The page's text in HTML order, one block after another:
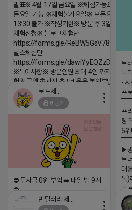
발표※ 4월 17일 금요일 ※체험가능요일※ 모
든요일 가능 ※체험불가요일※ 모든요일 12 ~
13:30 불가 ※작성기한※ 방문 후 3일 이내 ※
체험신청※ 블로그체험단
https://forms.gle/ReBW5GsV789ur2Pz6
릴스체험단
https://forms.gle/
※특이사항※ 방문인원 최대 4인 까지 가능 체
험권 금액 초과시 초과비용은 본인부담입니다.
2026-04-18 17:12
트
니
-
프
프
량
5
▶
트
대
톡)
담
비공개
⛔️ 투자금 0원 부업 ➡️ 내일 밤 9시
⛔️
2026-04-18 17:23